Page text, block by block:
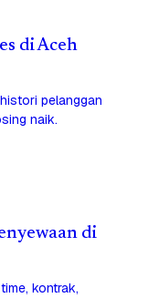
di Aceh
pelanggan
naik.
di
kontrak,